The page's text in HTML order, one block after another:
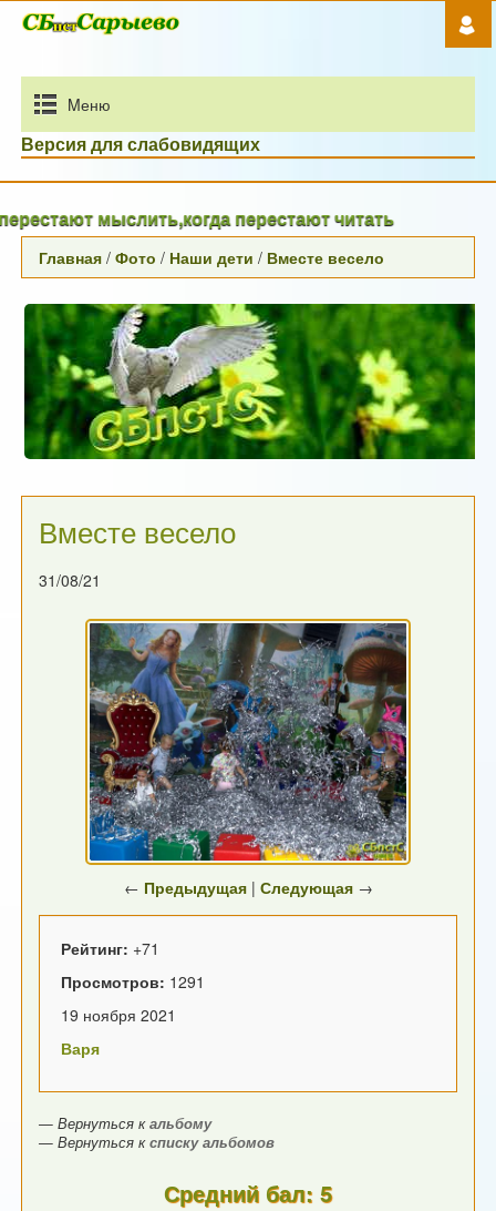
Mеню
Версия для слабовидящих
мыслить,когда перестают читать
Главная /Фото / Наши дети / Вместе весело
Вместе весело
31/08/21
← Предыдущая| Следующая→
Рейтинг: +71
Просмотров: 1291
19 ноября 2021
Варя
— Вернуться кальбому
— Вернуться ксписку альбомов
Средний бал: 5